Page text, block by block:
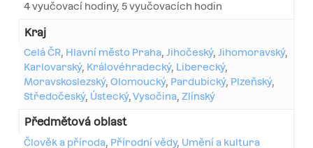
4 vyučovací hodiny, 5 vyučovacích hodin
Kraj
Celá ČR, Hlavní město Praha, Jihočeský, Jihomoravský,
Karlovarský, Královéhradecký, Liberecký,
Moravskoslezský, Olomoucký, Pardubický, Plzeňský,
Středočeský, Ústecký, Vysočina, Zlínský
Předmětová oblast
Člověk a příroda, Přírodní vědy, Umění a kultura